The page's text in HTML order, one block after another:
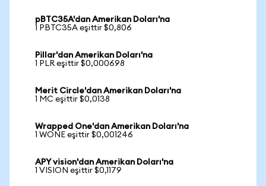
pBTC35A'dan Amerikan Doları'na
1 PBTC35A eşittir $0,806
Pillar'dan Amerikan Doları'na
1 PLR eşittir $0,000698
Merit Circle'dan Amerikan Doları'na
1 MC eşittir $0,0138
Wrapped One'dan Amerikan Doları'na
1 WONE eşittir $0,001246
APY vision'dan Amerikan Doları'na
1 VISION eşittir $0,1179